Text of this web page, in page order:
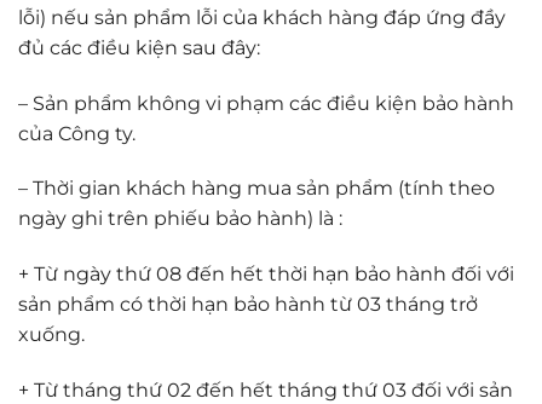
lỗi) nếu sản phẩm lỗi của khách hàng đáp ứng đầy
đủ các điều kiện sau đây:
– Sản phẩm không vi phạm các điều kiện bảo hành
của Công ty.
– Thời gian khách hàng mua sản phẩm (tính theo
ngày ghi trên phiếu bảo hành) là :
+ Từ ngày thứ 08 đến hết thời hạn bảo hành đối với
sản phẩm có thời hạn bảo hành từ 03 tháng trở
xuống.
+ Từ tháng thứ 02 đến hết tháng thứ 03 đối với sản